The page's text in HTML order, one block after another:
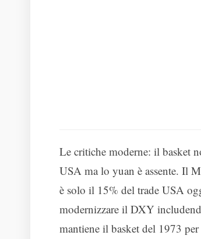
Le critiche moderne: il basket
USA ma lo yuan è assente. Il
è solo il 15% del trade USA
modernizzare il DXY
mantiene il basket del 1973